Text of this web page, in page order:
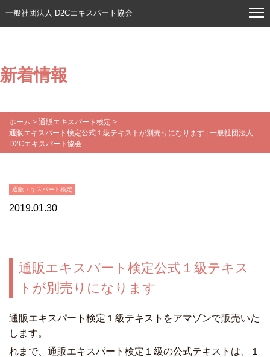
一般社団法人 D2Cエキスパート協会
新着情報
ホーム > 通販エキスパート検定 >
通販エキスパート検定公式１級テキストが別売りになります | 一般社団法人
D2Cエキスパート協会
通販エキスパート検定
2019.01.30
通販エキスパート検定公式１級テキス
トが別売りになります
通販エキスパート検定１級テキストをアマゾンで販売いた
します。
れまで、通販エキスパート検定１級の公式テキストは、１